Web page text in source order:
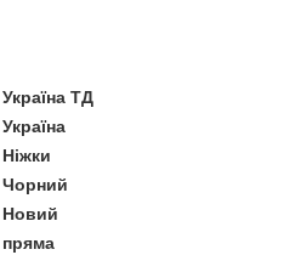
Україна ТД
Україна
Ніжки
Чорний
Новий
пряма